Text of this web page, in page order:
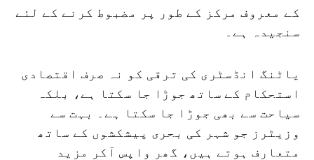
کے معروف مرکز کے طور پر مضبوط کرنے کے لئے
سنجیدہ ہے۔
یاٹنگ انڈسٹری کی ترقی کو نہ صرف اقتصادی
استحکام کے ساتھ جوڑا جا سکتا ہے، بلکہ
سیاحت سے بھی جوڑا جا سکتا ہے۔ بہت سے
وزیٹرز جو شہر کی بحری پیشکشوں کے ساتھ
متعارف ہوتے ہیں، گھر واپس آکر مزید